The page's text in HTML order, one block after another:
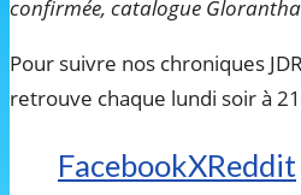
confirmée, catalogue
Pour suivre nos chroniques
retrouve chaque lundi soir à
FacebookXReddit